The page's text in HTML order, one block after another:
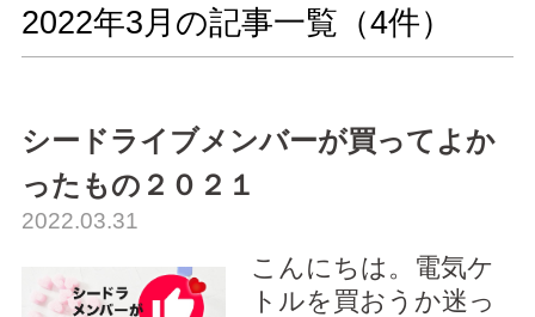
2022年3月の記事一覧（4件）
シードライブメンバーが買ってよか
ったもの２０２１
2022.03.31
こんにちは。電気ケ
トルを買おうか迷っ